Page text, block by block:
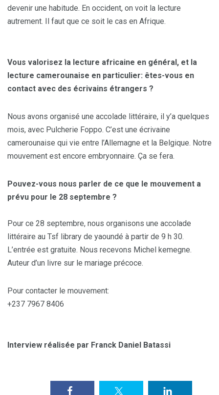
devenir une habitude. En occident, on voit la lecture
autrement. Il faut que ce soit le cas en Afrique.
Vous valorisez la lecture africaine en général, et la
lecture camerounaise en particulier: êtes-vous en
contact avec des écrivains étrangers ?
Nous avons organisé une accolade littéraire, il y’a quelques
mois, avec Pulcherie Foppo. C’est une écrivaine
camerounaise qui vie entre l’Allemagne et la Belgique. Notre
mouvement est encore embryonnaire. Ça se fera.
Pouvez-vous nous parler de ce que le mouvement a
prévu pour le 28 septembre ?
Pour ce 28 septembre, nous organisons une accolade
littéraire au Tsf library de yaoundé à partir de 9 h 30.
L’entrée est gratuite. Nous recevons Michel kemegne.
Auteur d’un livre sur le mariage précoce.
Pour contacter le mouvement:
+237 7967 8406
Interview réalisée par Franck Daniel Batassi